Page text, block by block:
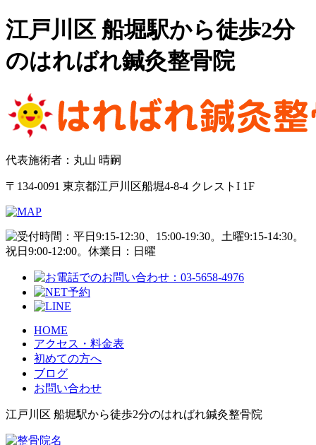
江戸川区 船堀駅から徒歩2分
のはればれ鍼灸整骨院
代表施術者：丸山 晴嗣
〒134-0091 東京都江戸川区船堀4-8-4 クレストI 1F
HOME
アクセス・料金表
初めての方へ
ブログ
お問い合わせ
江戸川区 船堀駅から徒歩2分のはればれ鍼灸整骨院